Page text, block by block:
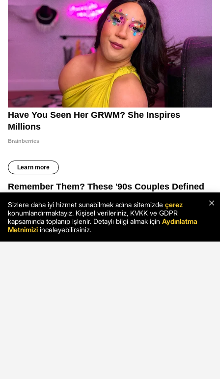
×
Sizlere daha iyi hizmet sunabilmek adına sitemizde çerez
konumlandırmaktayız. Kişisel verileriniz, KVKK ve GDPR
kapsamında toplanıp işlenir. Detaylı bilgi almak için Aydınlatma
Metnimizi inceleyebilirsiniz.